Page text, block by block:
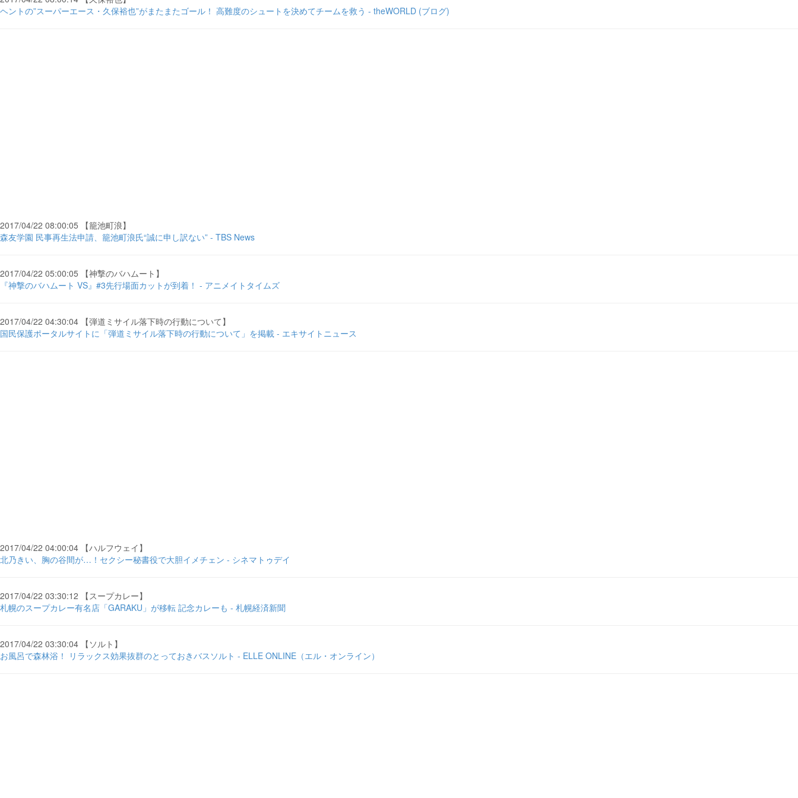
ヘントの”スーパーエース・久保裕也”がまたまたゴール！ 高難度のシュートを決めてチームを救う - theWORLD (ブログ)
2017/04/22 08:00:05 【籠池町浪】
森友学園 民事再生法申請、籠池町浪氏“誠に申し訳ない” - TBS News
2017/04/22 05:00:05 【神撃のバハムート】
『神撃のバハムート VS』#3先行場面カットが到着！ - アニメイトタイムズ
2017/04/22 04:30:04 【弾道ミサイル落下時の行動について】
国民保護ポータルサイトに「弾道ミサイル落下時の行動について」を掲載 - エキサイトニュース
2017/04/22 04:00:04 【ハルフウェイ】
北乃きい、胸の谷間が…！セクシー秘書役で大胆イメチェン - シネマトゥデイ
2017/04/22 03:30:12 【スープカレー】
札幌のスープカレー有名店「GARAKU」が移転 記念カレーも - 札幌経済新聞
2017/04/22 03:30:04 【ソルト】
お風呂で森林浴！ リラックス効果抜群のとっておきバスソルト - ELLE ONLINE（エル・オンライン）